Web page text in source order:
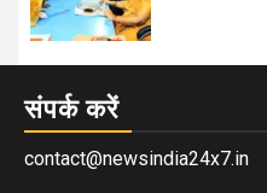
संपर्क करें
contact@newsindia24x7.in